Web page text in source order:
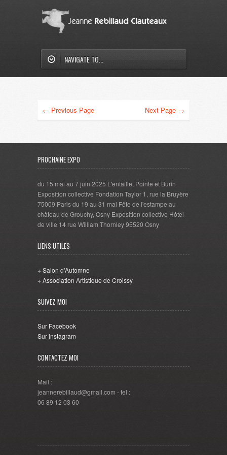
NAVIGATE TO...
Next Page →
← Previous Page
PROCHAINE EXPO
du 15 mai au 7 juin 2025 L'entaille, Pointe et Burin
Exposition collective Fondation Taylor 1, rue la Bruyère
75009 Paris du 19 au 31 mai Fête de l'estampe au
château de Grouchy, Osny Exposition collective Hôtel
de ville 14 rue William Thornley 95520 Osny
LIENS UTILES
+ Salon d'Automne
+ Association Artistique de Croissy
SUIVEZ MOI
Sur Facebook
Sur Instagram
CONTACTEZ MOI
Mail :
jeannerebillaud@gmail.com - tel :
06 89 12 03 60